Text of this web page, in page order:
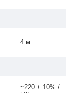
4 м
~220 ± 10% /